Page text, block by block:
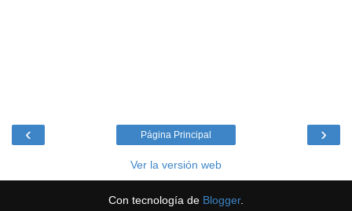
‹ ›
Página Principal
Ver la versión web
Con tecnología de Blogger.